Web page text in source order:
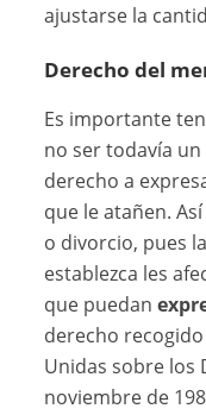
ajustarse la
Derecho del
Es importante
no ser todavía
derecho a
que le atañen.
o divorcio, pues
establezca les
que puedan
derecho
Unidas sobre los
noviembre de